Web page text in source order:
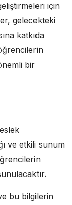
için
gelecekteki
katkıda
bir
ve etkili sunum
bu bilgilerin